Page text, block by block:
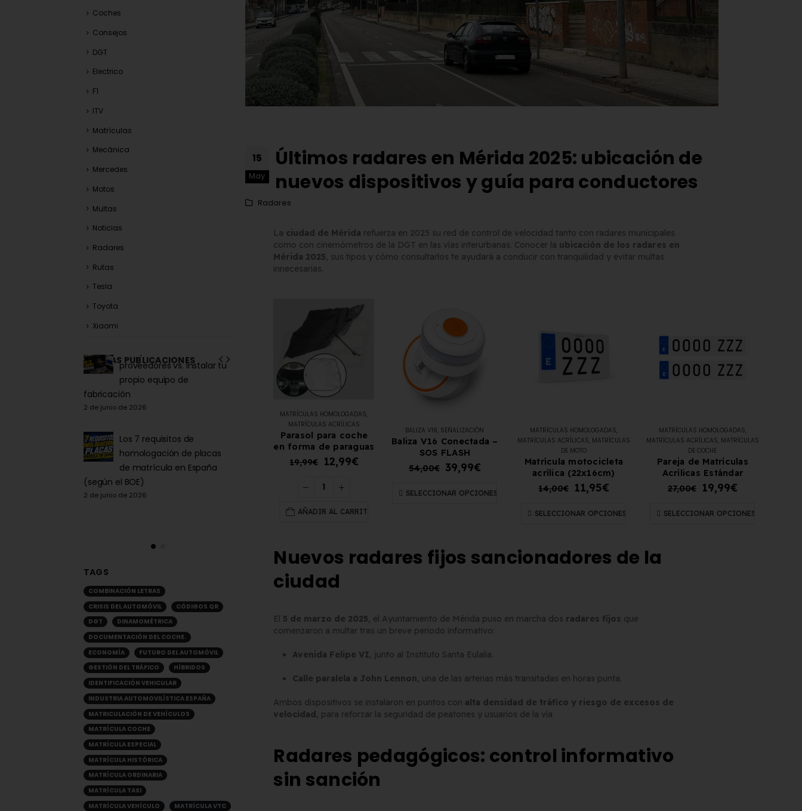
15
May
Últimos radares en Mérida 2025: ubicación de
nuevos dispositivos y guía para conductores
Radares
La ciudad de Mérida refuerza en 2025 su red de control de velocidad tanto con radares municipales
como con cinemómetros de la DGT en las vías interurbanas. Conocer la ubicación de los radares en
Mérida 2025, sus tipos y cómo consultarlos te ayudará a conducir con tranquilidad y evitar multas
innecesarias.
MATRÍCULAS HOMOLOGADAS,
MATRÍCULAS ACRÍLICAS
Parasol para coche
en forma de paraguas
19,99€ 12,99€
AÑADIR AL CARRITO
BALIZA V16, SEÑALIZACIÓN
Baliza V16 Conectada –
SOS FLASH
54,00€ 39,99€
SELECCIONAR OPCIONES
MATRÍCULAS HOMOLOGADAS,
MATRÍCULAS ACRÍLICAS, MATRÍCULAS
DE MOTO
Matrícula motocicleta
acrílica (22x16cm)
14,00€ 11,95€
SELECCIONAR OPCIONES
MATRÍCULAS HOMOLOGADAS,
MATRÍCULAS ACRÍLICAS, MATRÍCULAS
DE COCHE
Pareja de Matrículas
Acrílicas Estándar
27,00€ 19,99€
SELECCIONAR OPCIONES
Nuevos radares fijos sancionadores de la
ciudad
El 5 de marzo de 2025, el Ayuntamiento de Mérida puso en marcha dos radares fijos que
comenzaron a multar tras un breve periodo informativo:
Avenida Felipe VI, junto al Instituto Santa Eulalia.
Calle paralela a John Lennon, una de las arterias más transitadas en horas punta.
Ambos dispositivos se instalaron en puntos con alta densidad de tráfico y riesgo de excesos de
velocidad , para reforzar la seguridad de peatones y usuarios de la vía
Radares pedagógicos: control informativo
sin sanción
Coches
Consejos
DGT
Electrico
F1
ITV
Matrículas
Mecánica
Mercedes
Motos
Multas
Noticias
Radares
Rutas
Tesla
Toyota
Xiaomi
ÚLTIMAS PUBLICACIONES
proveedores vs. Instalar tu
propio equipo de
fabricación
2 de junio de 2026
Los 7 requisitos de
homologación de placas
de matrícula en España
(según el BOE)
2 de junio de 2026
Matrícula Acrílica para
Ciclomotor y Patinete:
Normativa DGT 2026
27 de mayo de 2026
Matrícula para Patinete
Eléctrico: Normativa y
Dónde Comprarla |
proveedores vs. Instalar tu
propio equipo de
fabricación
Los 7 requisitos de
homologación de placas
de matrícula en España
2 de junio de 2026
Matrícula Acrílica para
Ciclomotor y Patinete:
Eléctrico: Normativa y
Dónde Comprarla |
Carengine
27 de mayo de 2026
TAGS
COMBINACIÓN LETRAS
CRISIS DEL AUTOMÓVIL
CÓDIGOS QR
DGT
DINAMOMÉTRICA
DOCUMENTACIÓN DEL COCHE.
ECONOMÍA
FUTURO DEL AUTOMÓVIL
GESTIÓN DEL TRÁFICO
HÍBRIDOS
IDENTIFICACIÓN VEHICULAR
INDUSTRIA AUTOMOVILÍSTICA ESPAÑA
MATRICULACIÓN DE VEHÍCULOS
MATRÍCULA COCHE
MATRÍCULA ESPECIAL
MATRÍCULA HISTÓRICA
MATRÍCULA ORDINARIA
MATRÍCULA TAXI
MATRÍCULA VEHÍCULO
MATRÍCULA VTC